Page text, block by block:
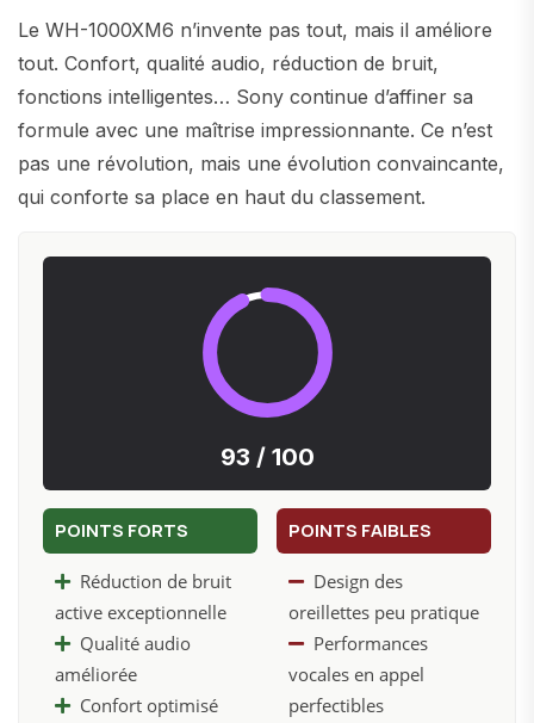
Le WH-1000XM6 n’invente pas tout, mais il améliore
tout. Confort, qualité audio, réduction de bruit,
fonctions intelligentes… Sony continue d’affiner sa
formule avec une maîtrise impressionnante. Ce n’est
pas une révolution, mais une évolution convaincante,
qui conforte sa place en haut du classement.
93 / 100
POINTS FORTS
Réduction de bruit
active exceptionnelle
Qualité audio
améliorée
Confort optimisé
POINTS FAIBLES
Design des
oreillettes peu pratique
Performances
vocales en appel
perfectibles